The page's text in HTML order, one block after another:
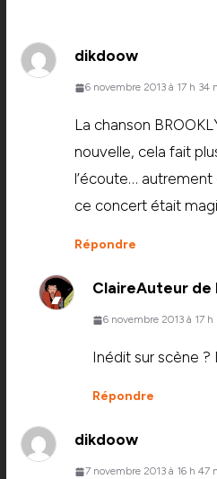
dikdoow
6 novembre 2013 à 17 h 34
La chanson
nouvelle, cela fait
l’écoute…
ce concert était
Répondre
ClaireAuteur de
6 novembre 2013 à 17 h
Inédit sur scène ?
Répondre
dikdoow
7 novembre 2013 à 16 h 47